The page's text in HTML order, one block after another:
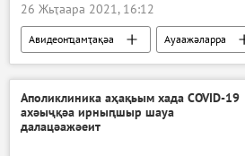
26 Жьҭаара 2021, 16:12
Авидеонҵамҭақәа
Ауаажәларра
Аԥсны
Аполиклиника аҳақьым хада COVID-19
ахәыҷқәа ирныԥшыр шауа
далацәажәеит